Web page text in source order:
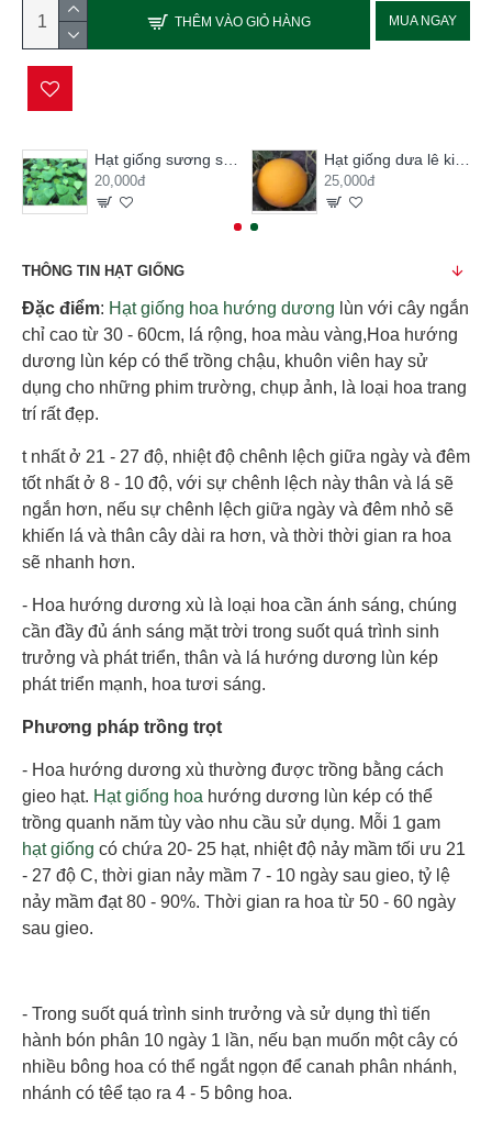
THÊM VÀO GIỎ HÀNG MUA NGAY
Hạt giống sương sâm lông
20,000đ
Hạt giống dưa lê kim hoàng hậu
25,000đ
THÔNG TIN HẠT GIỐNG
Đặc điểm: Hạt giống hoa hướng dương lùn với cây ngắn
chỉ cao từ 30 - 60cm, lá rộng, hoa màu vàng,Hoa hướng
dương lùn kép có thể trồng chậu, khuôn viên hay sử
dụng cho những phim trường, chụp ảnh, là loại hoa trang
trí rất đẹp.
t nhất ở 21 - 27 độ, nhiệt độ chênh lệch giữa ngày và đêm
tốt nhất ở 8 - 10 độ, với sự chênh lệch này thân và lá sẽ
ngắn hơn, nếu sự chênh lệch giữa ngày và đêm nhỏ sẽ
khiến lá và thân cây dài ra hơn, và thời thời gian ra hoa
sẽ nhanh hơn.
- Hoa hướng dương xù là loại hoa cần ánh sáng, chúng
cần đầy đủ ánh sáng mặt trời trong suốt quá trình sinh
trưởng và phát triển, thân và lá hướng dương lùn kép
phát triển mạnh, hoa tươi sáng.
Phương pháp trồng trọt
- Hoa hướng dương xù thường được trồng bằng cách
gieo hạt. Hạt giống hoa hướng dương lùn kép có thể
trồng quanh năm tùy vào nhu cầu sử dụng. Mỗi 1 gam
hạt giống có chứa 20- 25 hạt, nhiệt độ nảy mầm tối ưu 21
- 27 độ C, thời gian nảy mầm 7 - 10 ngày sau gieo, tỷ lệ
nảy mầm đạt 80 - 90%. Thời gian ra hoa từ 50 - 60 ngày
sau gieo.
- Trong suốt quá trình sinh trưởng và sử dụng thì tiến
hành bón phân 10 ngày 1 lần, nếu bạn muốn một cây có
nhiều bông hoa có thể ngắt ngọn để canah phân nhánh,
nhánh có têể tạo ra 4 - 5 bông hoa.